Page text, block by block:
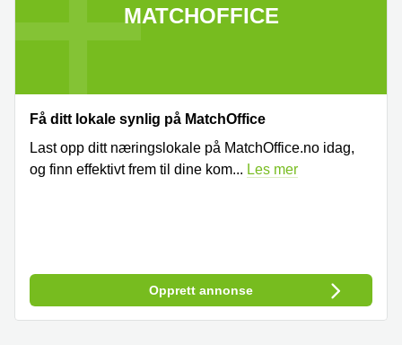
MATCHOFFICE
Få ditt lokale synlig på MatchOffice
Last opp ditt næringslokale på MatchOffice.no idag,
og finn effektivt frem til dine kom... Les mer
Opprett annonse